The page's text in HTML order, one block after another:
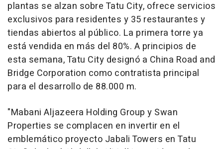
plantas se alzan sobre Tatu City, ofrece servicios
exclusivos para residentes y 35 restaurantes y
tiendas abiertos al público. La primera torre ya
está vendida en más del 80%. A principios de
esta semana, Tatu City designó a China Road and
Bridge Corporation como contratista principal
para el desarrollo de 88.000 m.
"Mabani Aljazeera Holding Group y Swan
Properties se complacen en invertir en el
emblemático proyecto Jabali Towers en Tatu